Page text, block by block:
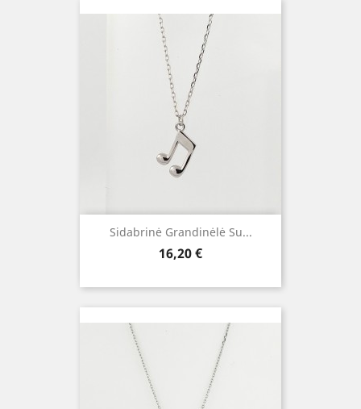
Sidabrinė Grandinėlė Su...
Kaina
16,20 €